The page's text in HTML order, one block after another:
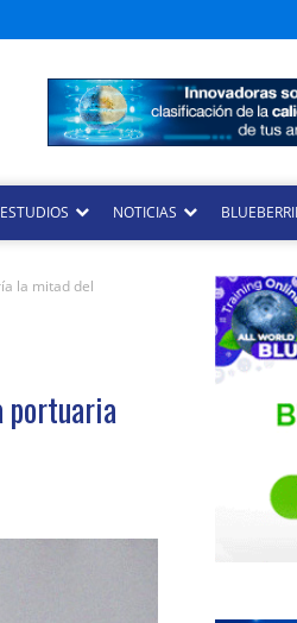
ESTUDIOS NOTICIAS
la mitad del
portuaria